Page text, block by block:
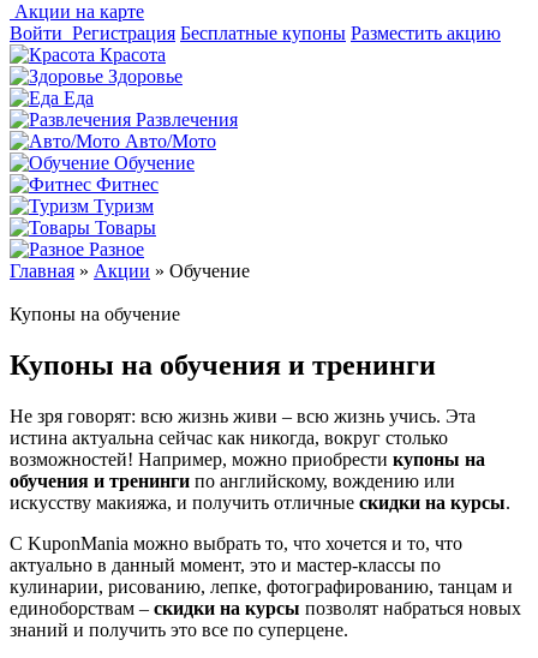
Акции на карте
Войти Регистрация Бесплатные купоны Разместить акцию
Красота
Здоровье
Еда
Развлечения
Авто/Мото
Обучение
Фитнес
Туризм
Товары
Разное
Главная » Акции » Обучение
Купоны на обучение
Купоны на обучения и тренинги
Не зря говорят: всю жизнь живи – всю жизнь учись. Эта
истина актуальна сейчас как никогда, вокруг столько
возможностей! Например, можно приобрести купоны на
обучения и тренинги по английскому, вождению или
искусству макияжа, и получить отличные скидки на курсы.
С KuponMania можно выбрать то, что хочется и то, что
актуально в данный момент, это и мастер-классы по
кулинарии, рисованию, лепке, фотографированию, танцам и
единоборствам – скидки на курсы позволят набраться новых
знаний и получить это все по суперцене.